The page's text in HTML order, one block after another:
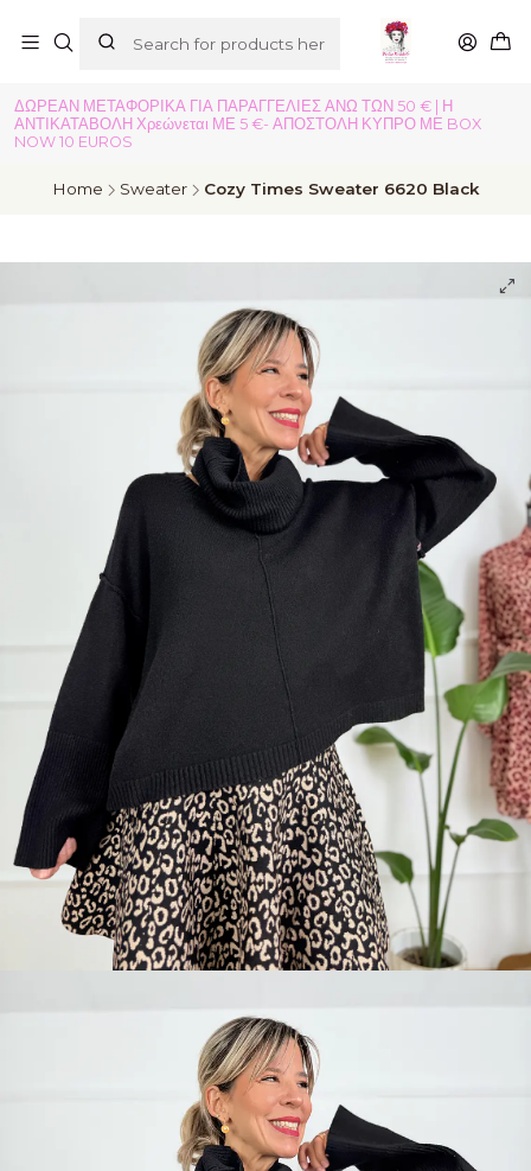
ΔΩΡΕΑΝ ΜΕΤΑΦΟΡΙΚΑ ΓΙΑ ΠΑΡΑΓΓΕΛΙΕΣ ΑΝΩ ΤΩΝ 50 € | Η
ΑΝΤΙΚΑΤΑΒΟΛΗ Χρεώνεται ΜΕ 5 €- ΑΠΟΣΤΟΛΗ ΚΥΠΡΟ ΜΕ BOX
NOW 10 EUROS
Home Sweater Cozy Times Sweater 6620 Black